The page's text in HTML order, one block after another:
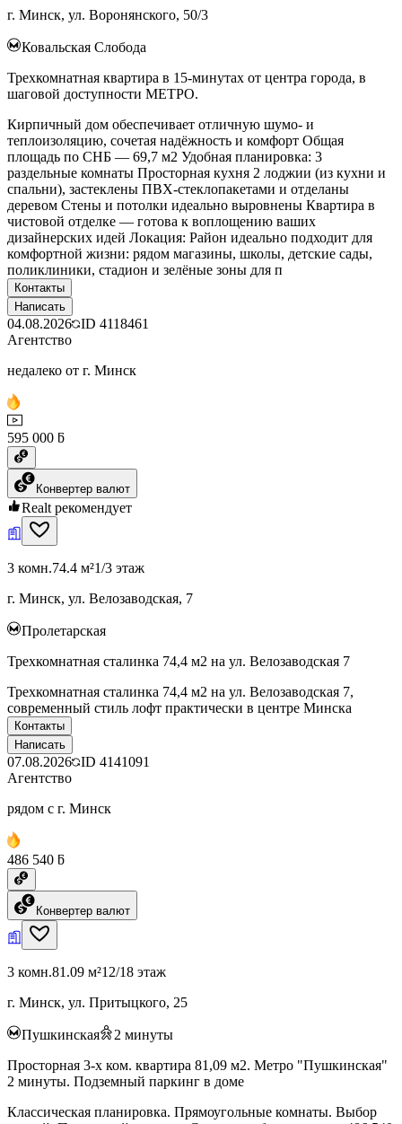
г. Минск, ул. Воронянского, 50/3
Ковальская Слобода
Трехкомнатная квартира в 15-минутах от центра города, в
шаговой доступности МЕТРО.
Кирпичный дом обеспечивает отличную шумо- и
теплоизоляцию, сочетая надёжность и комфорт Общая
площадь по СНБ — 69,7 м2 Удобная планировка: 3
раздельные комнаты Просторная кухня 2 лоджии (из кухни и
спальни), застеклены ПВХ-стеклопакетами и отделаны
деревом Стены и потолки идеально выровнены Квартира в
чистовой отделке — готова к воплощению ваших
дизайнерских идей Локация: Район идеально подходит для
комфортной жизни: рядом магазины, школы, детские сады,
поликлиники, стадион и зелёные зоны для п
Контакты
Написать
04.08.2026 ID 4118461
Агентство
недалеко от г. Минск
595 000 ƃ
Конвертер валют
Realt рекомендует
3 комн.74.4 м²1/3 этаж
г. Минск, ул. Велозаводская, 7
Пролетарская
Трехкомнатная сталинка 74,4 м2 на ул. Велозаводская 7
Трехкомнатная сталинка 74,4 м2 на ул. Велозаводская 7,
современный стиль лофт практически в центре Минска
Контакты
Написать
07.08.2026 ID 4141091
Агентство
рядом с г. Минск
486 540 ƃ
Конвертер валют
3 комн.81.09 м²12/18 этаж
г. Минск, ул. Притыцкого, 25
Пушкинская 2 минуты
Просторная 3-х ком. квартира 81,09 м2. Метро "Пушкинская"
2 минуты. Подземный паркинг в доме
Классическая планировка. Прямоугольные комнаты. Выбор